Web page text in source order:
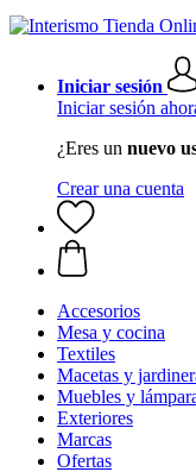
Iniciar sesión
Iniciar sesión
¿Eres un nuevo
Crear una cuenta
Accesorios
Mesa y cocina
Textiles
Macetas y
Muebles y
Exteriores
Marcas
Ofertas